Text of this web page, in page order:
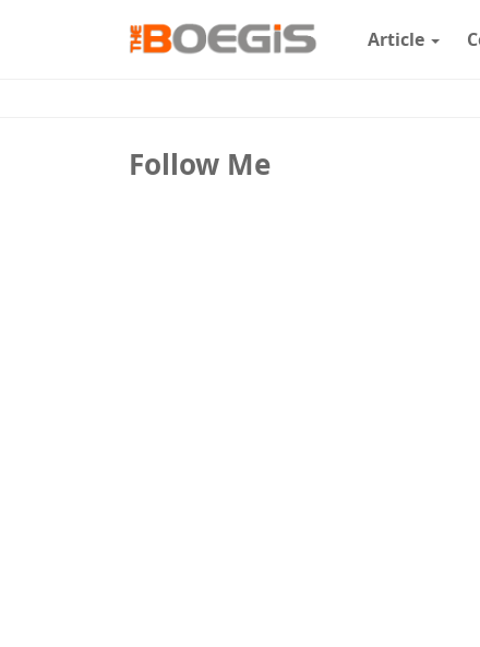
Article
Follow Me